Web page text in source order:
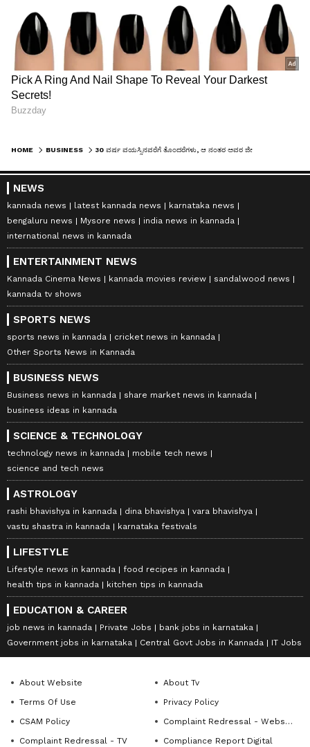
HOME BUSINESS
NEWS
kannada news latest kannada news
karnataka news
bengaluru news
Mysore news
india news in kannada
international news in kannada
ENTERTAINMENT NEWS
Kannada Cinema News kannada movies review
sandalwood news
kannada tv shows
SPORTS NEWS
sports news in kannada
cricket news in kannada
Other Sports News in Kannada
BUSINESS NEWS
Business news in kannada
share market news in kannada
business ideas in kannada
SCIENCE & TECHNOLOGY
technology news in kannada
mobile tech news
science and tech news
ASTROLOGY
rashi bhavishya in kannada dina bhavishya
vara bhavishya
vastu shastra in kannada
karnataka festivals
LIFESTYLE
Lifestyle news in kannada
food recipes in kannada
health tips in kannada
kitchen tips in kannada
EDUCATION & CAREER
job news in kannada Private Jobs
bank jobs in karnataka
Government jobs in karnataka
Central Govt Jobs in Kannada IT Jobs
About Website
About Tv
Terms Of Use
Privacy Policy
CSAM Policy
Complaint Redressal - Website
Complaint Redressal - TV
Compliance Report Digital